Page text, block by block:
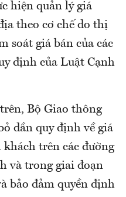
hiện quản lý giá
theo cơ chế do thị
soát giá bán của các
định của Luật Cạnh
Bộ Giao thông
dần quy định về giá
trên các đường
và trong giai đoạn
bảo đảm quyền định